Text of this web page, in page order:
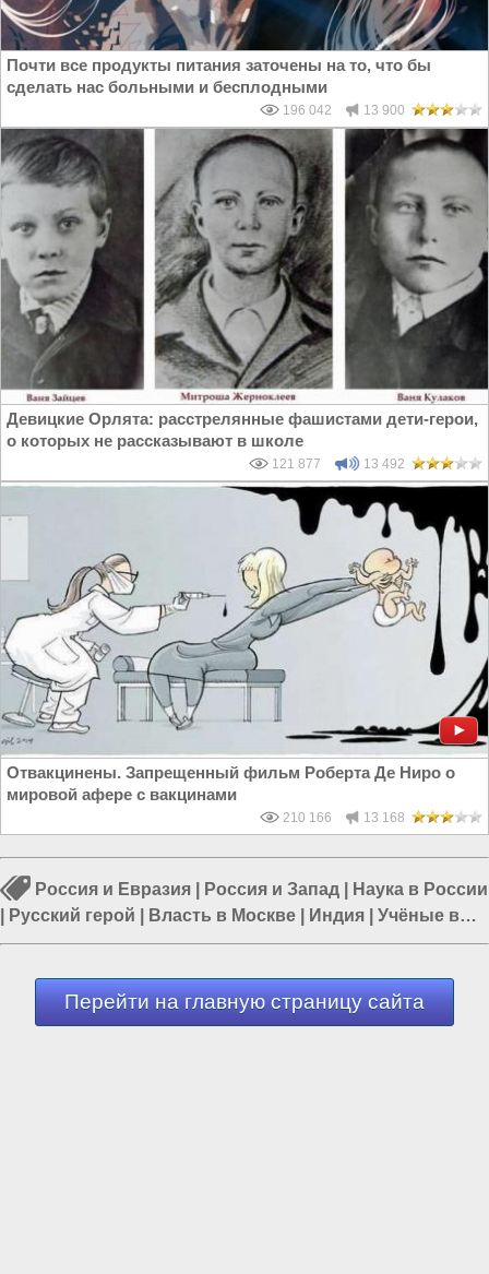
Почти все продукты питания заточены на то, что бы
сделать нас больными и бесплодными
196 042 13 900
Девицкие Орлята: расстрелянные фашистами дети-герои,
о которых не рассказывают в школе
121 877 13 492
Отвакцинены. Запрещенный фильм Роберта Де Ниро о
мировой афере с вакцинами
210 166 13 168
Россия и Евразия Россия и Запад
Наука в России
Русский герой Власть в Москве Индия
Учёные в
России
Перейти на главную страницу сайта